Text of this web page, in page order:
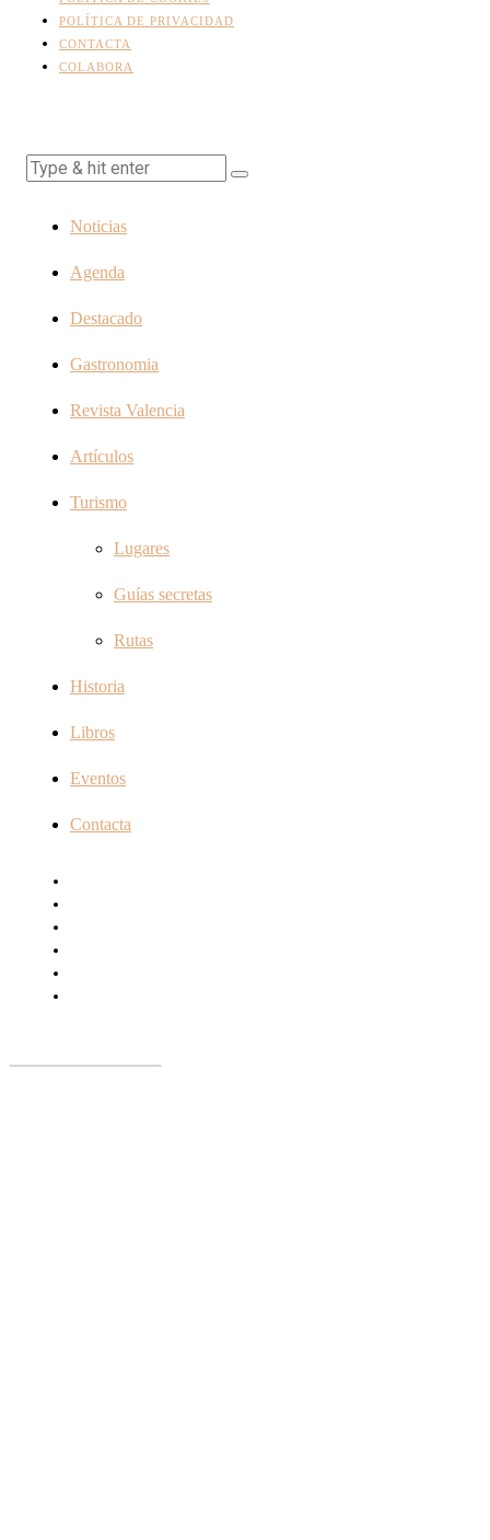
POLÍTICA DE PRIVACIDAD
CONTACTA
COLABORA
Noticias
Agenda
Destacado
Gastronomia
Revista Valencia
Artículos
Turismo
Lugares
Guías secretas
Rutas
Historia
Libros
Eventos
Contacta